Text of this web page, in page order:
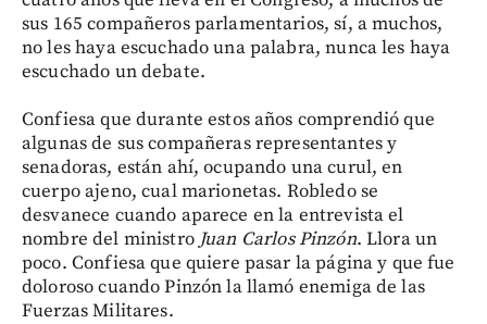
sus 165 compañeros parlamentarios, sí, a muchos,
no les haya escuchado una palabra, nunca les haya
escuchado un debate.
Confiesa que durante estos años comprendió que
algunas de sus compañeras representantes y
senadoras, están ahí, ocupando una curul, en
cuerpo ajeno, cual marionetas. Robledo se
desvanece cuando aparece en la entrevista el
nombre del ministro Juan Carlos Pinzón. Llora un
poco. Confiesa que quiere pasar la página y que fue
doloroso cuando Pinzón la llamó enemiga de las
Fuerzas Militares.